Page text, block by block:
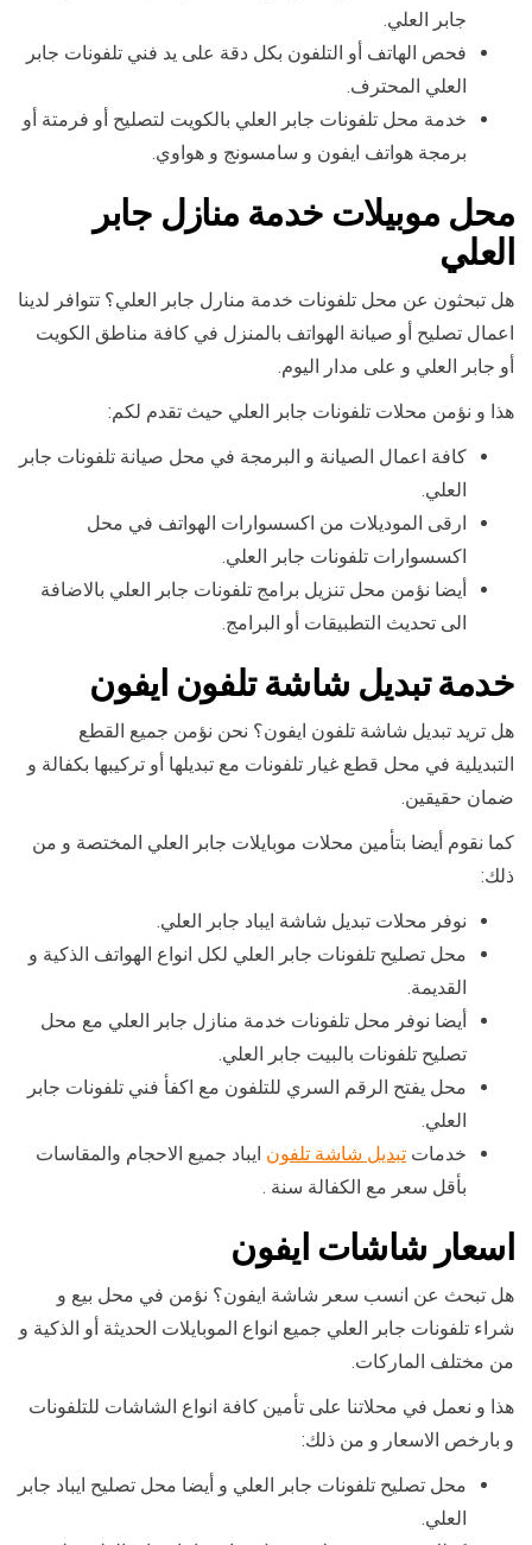
جابر العلي.
فحص الهاتف أو التلفون بكل دقة على يد فني تلفونات جابر
العلي المحترف.
خدمة محل تلفونات جابر العلي بالكويت لتصليح أو فرمتة أو
برمجة هواتف ايفون و سامسونج و هواوي.
محل موبيلات خدمة منازل جابر
العلي
هل تبحثون عن محل تلفونات خدمة منارل جابر العلي؟ تتوافر لدينا
اعمال تصليح أو صيانة الهواتف بالمنزل في كافة مناطق الكويت
أو جابر العلي و على مدار اليوم.
هذا و نؤمن محلات تلفونات جابر العلي حيث تقدم لكم:
كافة اعمال الصيانة و البرمجة في محل صيانة تلفونات جابر
العلي.
ارقى الموديلات من اكسسوارات الهواتف في محل
اكسسوارات تلفونات جابر العلي.
أيضا نؤمن محل تنزيل برامج تلفونات جابر العلي بالاضافة
الى تحديث التطبيقات أو البرامج.
خدمة تبديل شاشة تلفون ايفون
هل تريد تبديل شاشة تلفون ايفون؟ نحن نؤمن جميع القطع
التبديلية في محل قطع غيار تلفونات مع تبديلها أو تركيبها بكفالة و
ضمان حقيقين.
كما نقوم أيضا بتأمين محلات موبايلات جابر العلي المختصة و من
ذلك:
نوفر محلات تبديل شاشة ايباد جابر العلي.
محل تصليح تلفونات جابر العلي لكل انواع الهواتف الذكية و
القديمة.
أيضا نوفر محل تلفونات خدمة منازل جابر العلي مع محل
تصليح تلفونات بالبيت جابر العلي.
محل يفتح الرقم السري للتلفون مع اكفأ فني تلفونات جابر
العلي.
خدمات تبديل شاشة تلفون ايباد جميع الاحجام والمقاسات
بأقل سعر مع الكفالة سنة .
اسعار شاشات ايفون
هل تبحث عن انسب سعر شاشة ايفون؟ نؤمن في محل بيع و
شراء تلفونات جابر العلي جميع انواع الموبايلات الحديثة أو الذكية و
من مختلف الماركات.
هذا و نعمل في محلاتنا على تأمين كافة انواع الشاشات للتلفونات
و بارخص الاسعار و من ذلك:
محل تصليح تلفونات جابر العلي و أيضا محل تصليح ايباد جابر
العلي.